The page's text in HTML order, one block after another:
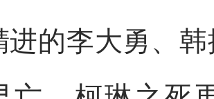
进的李大勇、